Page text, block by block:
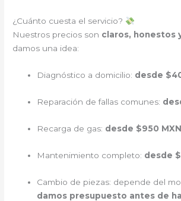
¿Cuánto cuesta el servicio?
Nuestros precios son claros, honestos
damos una idea:
Diagnóstico a domicilio: desde
Reparación de fallas comunes:
Recarga de gas: desde $950 MXN
Mantenimiento completo: desde
Cambio de piezas: depende del
damos presupuesto antes de